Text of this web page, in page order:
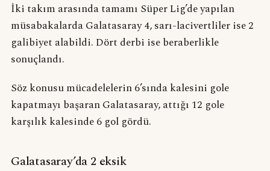
İki takım arasında tamamı Süper Lig’de yapılan
müsabakalarda Galatasaray 4, sarı-lacivertliler ise 2
galibiyet alabildi. Dört derbi ise beraberlikle
sonuçlandı.
Söz konusu mücadelelerin 6’sında kalesini gole
kapatmayı başaran Galatasaray, attığı 12 gole
karşılık kalesinde 6 gol gördü.
Galatasaray’da 2 eksik